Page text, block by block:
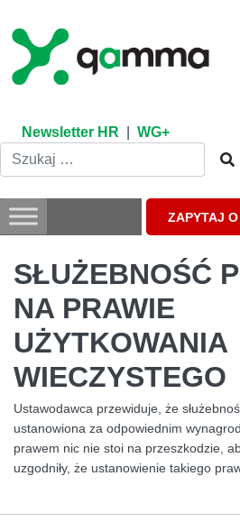
content
Newsletter HR WG+
ZAPYTAJ
SŁUŻEBNOŚĆ
NA PRAWIE
UŻYTKOWANIA
WIECZYSTEGO
Ustawodawca przewiduje, że
ustanowiona za odpowiednim
prawem nic nie stoi na przeszkodzie,
uzgodniły, że ustanowienie takiego